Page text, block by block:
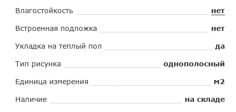
Влагостойкость нет
Встроенная подложка нет
Укладка на теплый пол да
Тип рисунка однополосный
Единица измерения м2
Наличие на складе